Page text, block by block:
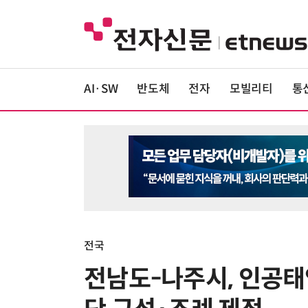
AI·SW 반도체 전자 모빌리티 통
전국
전남도-나주시, 인공